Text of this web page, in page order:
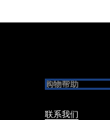
购物帮助
联系我们